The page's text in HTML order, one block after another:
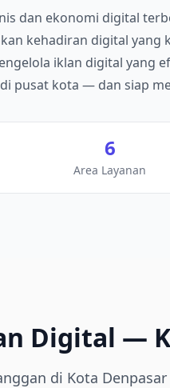
dan ekonomi digital
kehadiran digital yang
iklan digital
pusat kota — dan siap
6
Area Layanan
Digital —
di Kota